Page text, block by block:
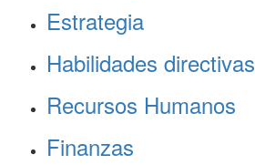
Estrategia
Habilidades directivas
Recursos Humanos
Finanzas